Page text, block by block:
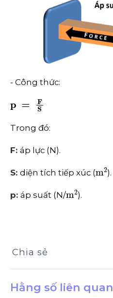
- Công thức:
S
Trong đó:
F: áp lực (N).
S: diện tích tiếp xúc ( m2).
p: áp suất (N/ m2).
Chia sẻ
Hằng số liên quan